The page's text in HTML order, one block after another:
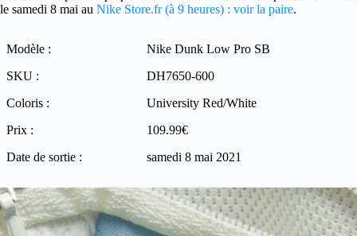
le samedi 8 mai au Nike Store.fr (à 9 heures) : voir la paire.
Modèle :
Nike Dunk Low Pro SB
SKU :
DH7650-600
Coloris :
University Red/White
Prix :
109.99€
Date de sortie :
samedi 8 mai 2021